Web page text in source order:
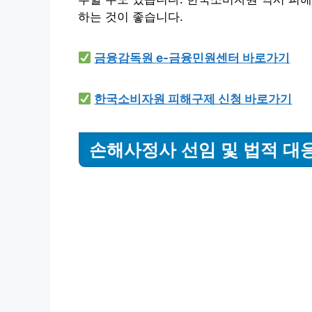
하는 것이 좋습니다.
금융감독원 e-금융민원센터 바로가기
한국소비자원 피해구제 신청 바로가기
손해사정사 선임 및 법적 대